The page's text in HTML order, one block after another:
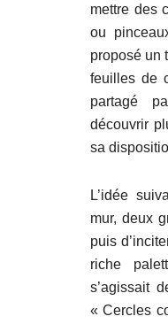
mettre des
ou
proposé un
feuilles de
partagé
découvrir
sa
L’idée
mur, deux
puis
riche
s’agissait
« Cercles